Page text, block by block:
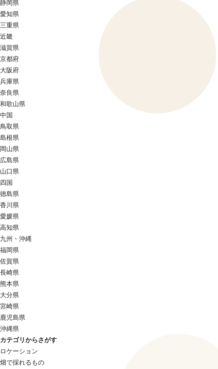
静岡県
愛知県
三重県
近畿
滋賀県
京都府
大阪府
兵庫県
奈良県
和歌山県
中国
鳥取県
島根県
岡山県
広島県
山口県
四国
徳島県
香川県
愛媛県
高知県
九州・沖縄
福岡県
佐賀県
長崎県
熊本県
大分県
宮崎県
鹿児島県
沖縄県
カテゴリからさがす
ロケーション
畑で採れるもの